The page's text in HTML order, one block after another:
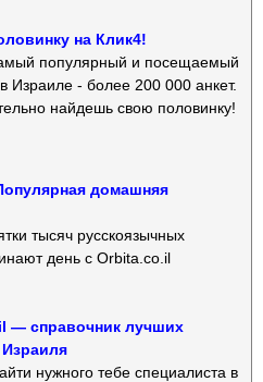
на Клик4!
популярный и посещаемый
Израиле - более 200 000 анкет.
найдешь свою половинку!
домашняя
тысяч русскоязычных
день с Orbita.co.il
— справочник лучших
нужного тебе специалиста в